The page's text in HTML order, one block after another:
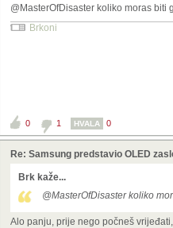
@MasterOfDisaster koliko moras
Brkoni
0 1 HVALA 0
Re: Samsung predstavio OLED
Brk kaže...
@MasterOfDisaster koliko
Alo panju, prije nego počneš